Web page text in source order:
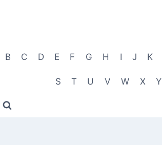
B C D E F G H I J K
S T U V W X Y